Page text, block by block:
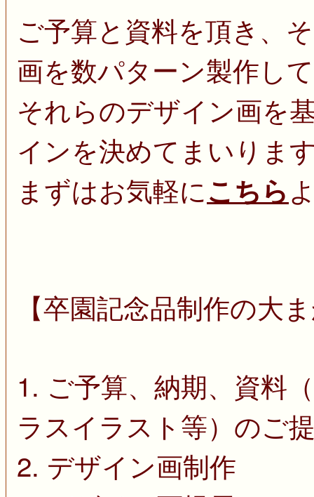
ご予算と資料を頂き、
画を数パターン製作し
それらのデザイン画を
インを決めてまいりま
まずはお気軽にこちら
【卒園記念品制作の大
1. ご予算、納期、資料
ラスイラスト等）のご
2. デザイン画制作